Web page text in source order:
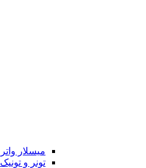
میسلار واتر
تونر و تونیک